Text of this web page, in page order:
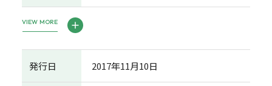
VIEW MORE
発行日 2017年11月10日